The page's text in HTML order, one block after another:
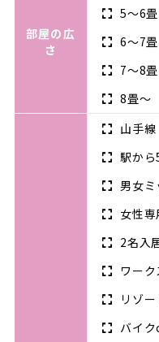
部屋の広
さ
5～6畳
6～7畳
7～8畳
8畳～
山手線
駅から
男女ミ
女性専
2名入
ワーク
リゾ
バイ